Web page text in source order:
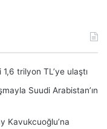
trilyon TL’ye ulaştı
Suudi Arabistan’ın
Kavukcuoğlu’na